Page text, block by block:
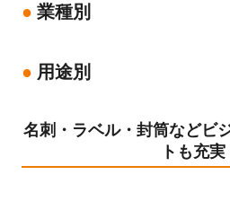
業種別
用途別
名刺・ラベル・封筒などビ
トも充実